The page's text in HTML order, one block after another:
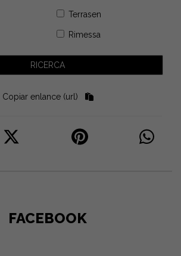
Terrasen
Rimessa
Copiar enlance (url)
FACEBOOK